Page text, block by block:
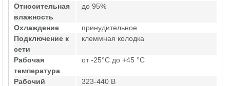
Относительная
влажность
до 95%
Охлаждение
принудительное
Подключение к
сети
клеммная колодка
Рабочая
температура
от -25°C до +45 °C
Рабочий
323-440 В